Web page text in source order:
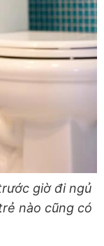
giờ đi ngủ
nào cũng có